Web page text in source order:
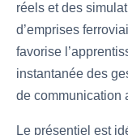
réels et des
d’emprises
favorise
instantanée des
de communication
Le présentiel est